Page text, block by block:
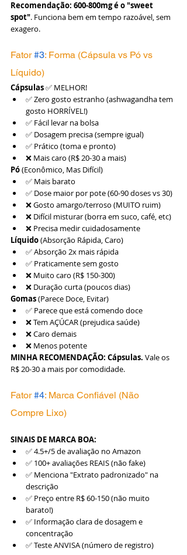
Recomendação: 600-800mg é o "sweet
spot". Funciona bem em tempo razoável, sem
exagero.
Fator #3: Forma (Cápsula vs Pó vs
Líquido)
Cápsulas ✅ MELHOR!
✅ Zero gosto estranho (ashwagandha tem
gosto HORRÍVEL!)
✅ Fácil levar na bolsa
✅ Dosagem precisa (sempre igual)
✅ Prático (toma e pronto)
❌ Mais caro (R$ 20-30 a mais)
Pó (Econômico, Mas Difícil)
✅ Mais barato
✅ Dose maior por pote (60-90 doses vs 30)
❌ Gosto amargo/terroso (MUITO ruim)
❌ Difícil misturar (borra em suco, café, etc)
❌ Precisa medir cuidadosamente
Líquido (Absorção Rápida, Caro)
✅ Absorção 2x mais rápida
✅ Praticamente sem gosto
❌ Muito caro (R$ 150-300)
❌ Duração curta (poucos dias)
Gomas (Parece Doce, Evitar)
✅ Parece que está comendo doce
❌ Tem AÇÚCAR (prejudica saúde)
❌ Caro demais
❌ Menos potente
MINHA RECOMENDAÇÃO: Cápsulas. Vale os
R$ 20-30 a mais por comodidade.
Fator #4: Marca Confiável (Não
Compre Lixo)
SINAIS DE MARCA BOA:
✅ 4.5+/5 de avaliação no Amazon
✅ 100+ avaliações REAIS (não fake)
✅ Menciona "Extrato padronizado" na
descrição
✅ Preço entre R$ 60-150 (não muito
barato!)
✅ Informação clara de dosagem e
concentração
✅ Teste ANVISA (número de registro)